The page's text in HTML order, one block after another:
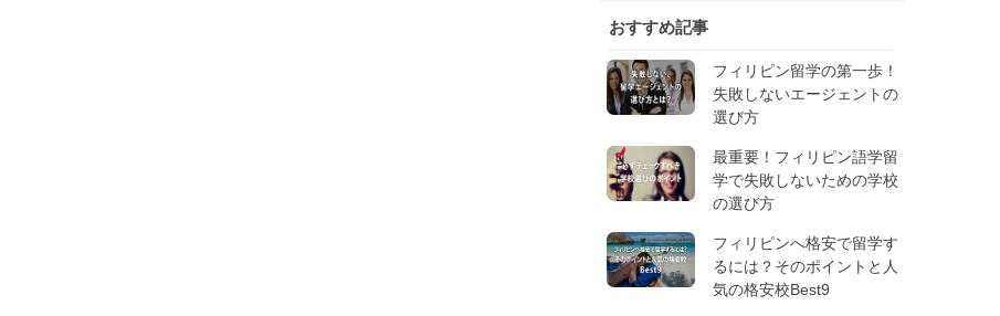
おすすめ記事
フィリピン留学の第一歩！
失敗しないエージェントの
選び方
最重要！フィリピン語学留
学で失敗しないための学校
の選び方
フィリピンへ格安で留学す
るには？そのポイントと人
気の格安校Best9